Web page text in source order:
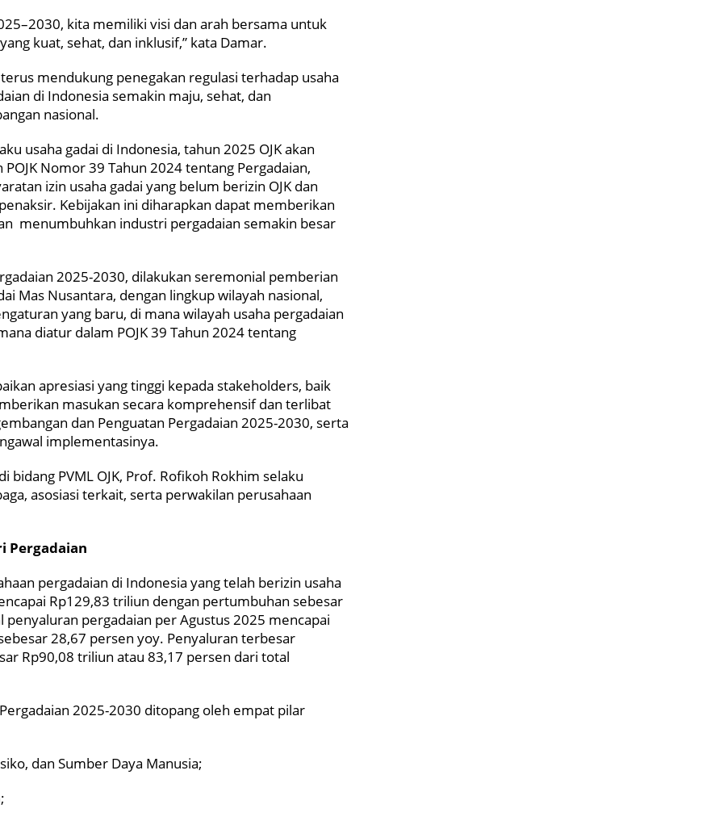
kita memiliki visi dan arah bersama untuk
kuat, sehat, dan inklusif,” kata Damar.
mendukung penegakan regulasi terhadap usaha
di Indonesia semakin maju, sehat, dan
nasional.
usaha gadai di Indonesia, tahun 2025 OJK akan
Nomor 39 Tahun 2024 tentang Pergadaian,
izin usaha gadai yang belum berizin OJK dan
Kebijakan ini diharapkan dapat memberikan
menumbuhkan industri pergadaian semakin besar
2025-2030, dilakukan seremonial pemberian
Mas Nusantara, dengan lingkup wilayah nasional,
yang baru, di mana wilayah usaha pergadaian
diatur dalam POJK 39 Tahun 2024 tentang
apresiasi yang tinggi kepada stakeholders, baik
masukan secara komprehensif dan terlibat
dan Penguatan Pergadaian 2025-2030, serta
implementasinya.
PVML OJK, Prof. Rofikoh Rokhim selaku
asosiasi terkait, serta perwakilan perusahaan
Pergadaian
pergadaian di Indonesia yang telah berizin usaha
Rp129,83 triliun dengan pertumbuhan sebesar
pergadaian per Agustus 2025 mencapai
28,67 persen yoy. Penyaluran terbesar
Rp90,08 triliun atau 83,17 persen dari total
2025-2030 ditopang oleh empat pilar
dan Sumber Daya Manusia;